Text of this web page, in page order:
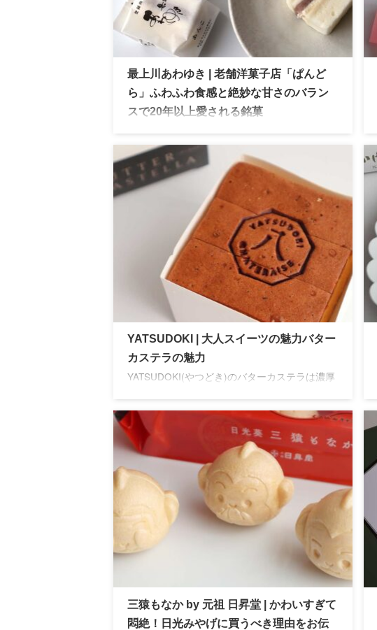
最上川あわゆき | 老舗洋菓子店「ぱんど
ら」ふわふわ食感と絶妙な甘さのバラン
スで20年以上愛される銘菓
んどら」の看板商品で、雪のように溶ける口ど
けと上品な甘さが魅力のメレンゲ菓子。地元で
愛される人気のおみやげです！
YATSUDOKI | 大人スイーツの魅力バター
カステラの魅力
YATSUDOKI(やつどき)のバターカステラは濃厚
三猿もなか by 元祖 日昇堂 | かわいすぎて
悶絶！日光みやげに買うべき理由をお伝